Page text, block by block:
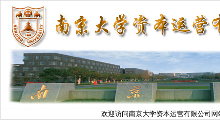
欢迎访问南京大学资本运营有限公司网